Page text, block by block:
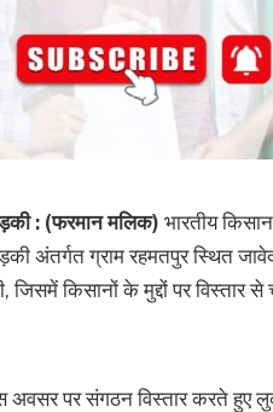
: (फरमान मलिक) भारतीय
अंतर्गत ग्राम रहमतपुर स्थित
जिसमें किसानों के मुद्दों पर विस्तार से
अवसर पर संगठन विस्तार करते हुए